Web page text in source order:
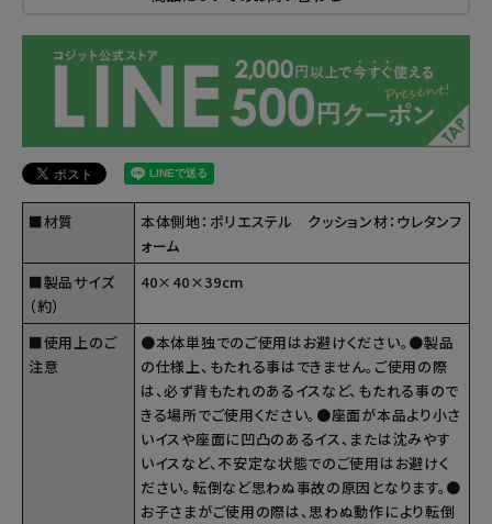
■材質
本体側地：ポリエステル クッション材：ウレタンフ
ォーム
■製品サイズ
（約）
40×40×39cm
■使用上のご
注意
●本体単独でのご使用はお避けください。●製品
の仕様上、もたれる事はできません。ご使用の際
は、必ず背もたれのあるイスなど、もたれる事ので
きる場所でご使用ください。●座面が本品より小さ
いイスや座面に凹凸のあるイス、または沈みやす
いイスなど、不安定な状態でのご使用はお避けく
ださい。転倒など思わぬ事故の原因となります。●
お子さまがご使用の際は、思わぬ動作により転倒